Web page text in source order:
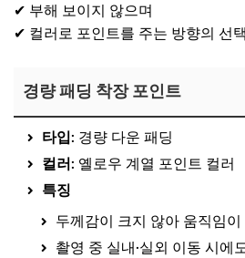
✔ 부해 보이지 않으며
✔ 컬러로 포인트를 주는 방향의 선
경량 패딩 착장 포인트
타입: 경량 다운 패딩
컬러: 옐로우 계열 포인트 컬러
특징
두께감이 크지 않아 움직임이
촬영 중 실내·실외 이동 시에